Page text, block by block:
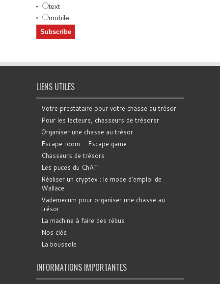
text
mobile
LIENS UTILES
Votre prestataire pour votre chasse au trésor
Pour les lecteurs, chasseurs de trésorsr
Organiser une chasse au trésor
Escape room - Escape game
Chasseurs de trésors
Les puces du ChAT
Réaliser un cryptex : le mode d'emploi de
Wallace
Vademecum pour organiser une chasse au
trésor
La machine à faire des rébus
Nos clés
La boussole
INFORMATIONS IMPORTANTES